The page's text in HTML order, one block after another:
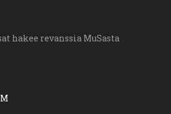
hakee revanssia MuSasta